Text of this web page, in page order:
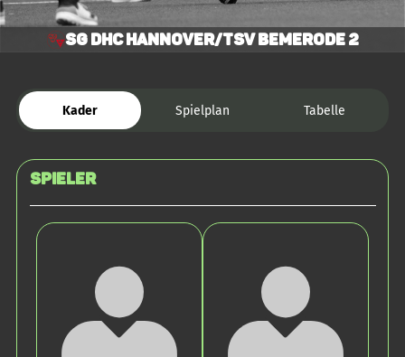
SG DHC Hannover/TSV Bemerode 2
Kader Spielplan Tabelle
Spieler